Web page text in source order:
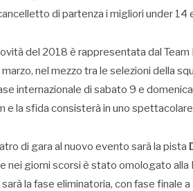
di partenza i migliori under
del 2018 è rappresentata dal
nel mezzo tra le selezioni della
internazionale di sabato 9 e
e la sfida consisterà in uno
di gara al nuovo evento sarà la pista
nei giorni scorsi è stato omologato
la fase eliminatoria, con fase finale